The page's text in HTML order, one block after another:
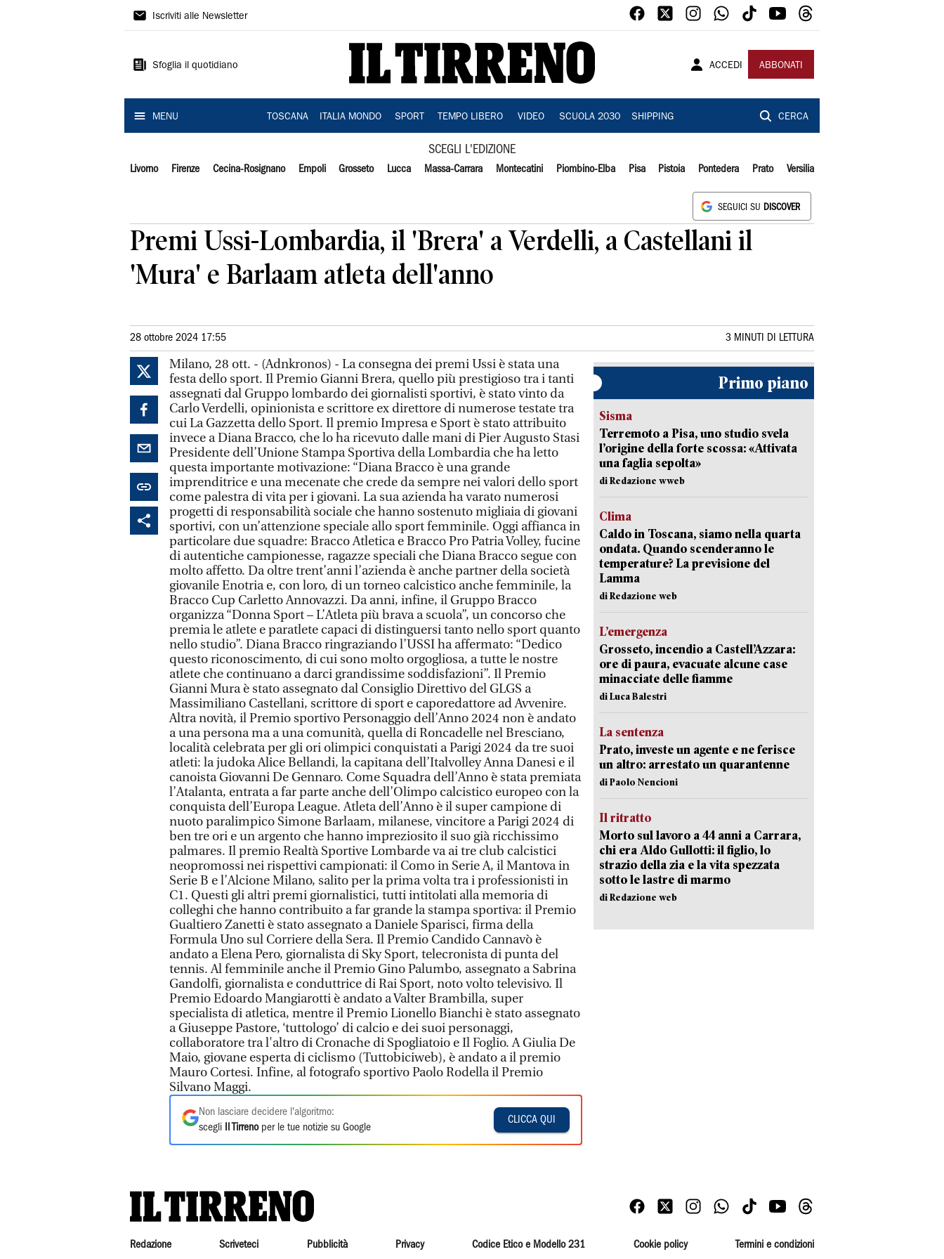
Il
Iscriviti alle Newsletter
Sfoglia il quotidiano ACCEDI ABBONATI
MENU TOSCANA ITALIA MONDO SPORT TEMPO LIBERO VIDEO SCUOLA 2030 SHIPPING CERCA
SCEGLI L'EDIZIONE
Livorno Firenze Cecina-Rosignano Empoli Grosseto Lucca Massa-Carrara Montecatini Piombino-Elba Pisa Pistoia Pontedera Prato Versilia
SEGUICI SU DISCOVER
Premi Ussi-Lombardia, il 'Brera' a Verdelli, a Castellani il
'Mura' e Barlaam atleta dell'anno
28 ottobre 2024 17:55 3 MINUTI DI LETTURA
Milano, 28 ott. - (Adnkronos) - La consegna dei premi Ussi è stata una
festa dello sport. Il Premio Gianni Brera, quello più prestigioso tra i tanti
assegnati dal Gruppo lombardo dei giornalisti sportivi, è stato vinto da
Carlo Verdelli, opinionista e scrittore ex direttore di numerose testate tra
cui La Gazzetta dello Sport. Il premio Impresa e Sport è stato attribuito
invece a Diana Bracco, che lo ha ricevuto dalle mani di Pier Augusto Stasi
Presidente dell’Unione Stampa Sportiva della Lombardia che ha letto
questa importante motivazione: “Diana Bracco è una grande
imprenditrice e una mecenate che crede da sempre nei valori dello sport
come palestra di vita per i giovani. La sua azienda ha varato numerosi
progetti di responsabilità sociale che hanno sostenuto migliaia di giovani
sportivi, con un’attenzione speciale allo sport femminile. Oggi affianca in
particolare due squadre: Bracco Atletica e Bracco Pro Patria Volley, fucine
di autentiche campionesse, ragazze speciali che Diana Bracco segue con
molto affetto. Da oltre trent’anni l’azienda è anche partner della società
giovanile Enotria e, con loro, di un torneo calcistico anche femminile, la
Bracco Cup Carletto Annovazzi. Da anni, infine, il Gruppo Bracco
organizza “Donna Sport – L’Atleta più brava a scuola”, un concorso che
premia le atlete e paratlete capaci di distinguersi tanto nello sport quanto
nello studio”. Diana Bracco ringraziando l’USSI ha affermato: “Dedico
questo riconoscimento, di cui sono molto orgogliosa, a tutte le nostre
atlete che continuano a darci grandissime soddisfazioni”. Il Premio
Gianni Mura è stato assegnato dal Consiglio Direttivo del GLGS a
Massimiliano Castellani, scrittore di sport e caporedattore ad Avvenire.
Altra novità, il Premio sportivo Personaggio dell’Anno 2024 non è andato
a una persona ma a una comunità, quella di Roncadelle nel Bresciano,
località celebrata per gli ori olimpici conquistati a Parigi 2024 da tre suoi
atleti: la judoka Alice Bellandi, la capitana dell’Italvolley Anna Danesi e il
canoista Giovanni De Gennaro. Come Squadra dell’Anno è stata premiata
l’Atalanta, entrata a far parte anche dell’Olimpo calcistico europeo con la
conquista dell’Europa League. Atleta dell’Anno è il super campione di
nuoto paralimpico Simone Barlaam, milanese, vincitore a Parigi 2024 di
ben tre ori e un argento che hanno impreziosito il suo già ricchissimo
palmares. Il premio Realtà Sportive Lombarde va ai tre club calcistici
neopromossi nei rispettivi campionati: il Como in Serie A, il Mantova in
Serie B e l’Alcione Milano, salito per la prima volta tra i professionisti in
C1. Questi gli altri premi giornalistici, tutti intitolati alla memoria di
colleghi che hanno contribuito a far grande la stampa sportiva: il Premio
Gualtiero Zanetti è stato assegnato a Daniele Sparisci, firma della
Formula Uno sul Corriere della Sera. Il Premio Candido Cannavò è
andato a Elena Pero, giornalista di Sky Sport, telecronista di punta del
tennis. Al femminile anche il Premio Gino Palumbo, assegnato a Sabrina
Gandolfi, giornalista e conduttrice di Rai Sport, noto volto televisivo. Il
Premio Edoardo Mangiarotti è andato a Valter Brambilla, super
specialista di atletica, mentre il Premio Lionello Bianchi è stato assegnato
a Giuseppe Pastore, ‘tuttologo’ di calcio e dei suoi personaggi,
collaboratore tra l'altro di Cronache di Spogliatoio e Il Foglio. A Giulia De
Maio, giovane esperta di ciclismo (Tuttobiciweb), è andato a il premio
Mauro Cortesi. Infine, al fotografo sportivo Paolo Rodella il Premio
Silvano Maggi.
Non lasciare decidere l'algoritmo:
scegli
Il Tirrenoper le tue notizie su Google
CLICCA QUI
Primo piano
Sisma
Terremoto a Pisa, uno studio svela
l’origine della forte scossa: «Attivata
una faglia sepolta»
di Redazione wweb
Clima
Caldo in Toscana, siamo nella quarta
ondata. Quando scenderanno le
temperature? La previsione del
Lamma
di Redazione web
L’emergenza
Grosseto, incendio a Castell’Azzara:
ore di paura, evacuate alcune case
minacciate delle fiamme
di Luca Balestri
La sentenza
Prato, investe un agente e ne ferisce
un altro: arrestato un quarantenne
di Paolo Nencioni
Il ritratto
Morto sul lavoro a 44 anni a Carrara,
chi era Aldo Gullotti: il figlio, lo
strazio della zia e la vita spezzata
sotto le lastre di marmo
di Redazione web
Redazione Scriveteci Pubblicità Privacy Codice Etico e Modello 231 Cookie policy Termini e condizioni